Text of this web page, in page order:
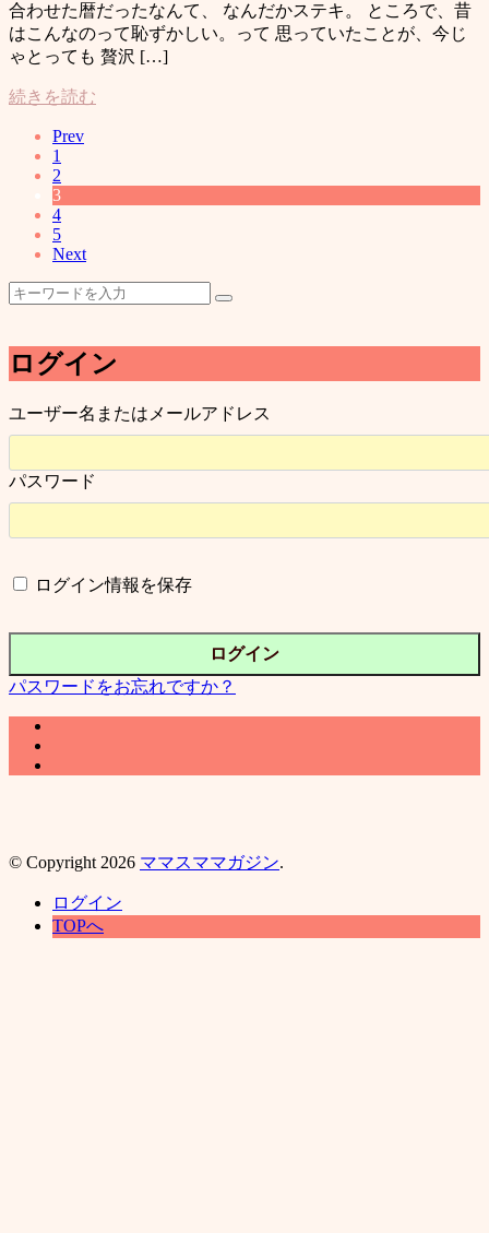
合わせた暦だったなんて、 なんだかステキ。 ところで、昔
はこんなのって恥ずかしい。って 思っていたことが、今じ
ゃとっても 贅沢 […]
続きを読む
Prev
1
2
3
4
5
Next
ログイン
ユーザー名またはメールアドレス
パスワード
ログイン情報を保存
パスワードをお忘れですか？
© Copyright 2026 ママスママガジン.
ログイン
TOPへ